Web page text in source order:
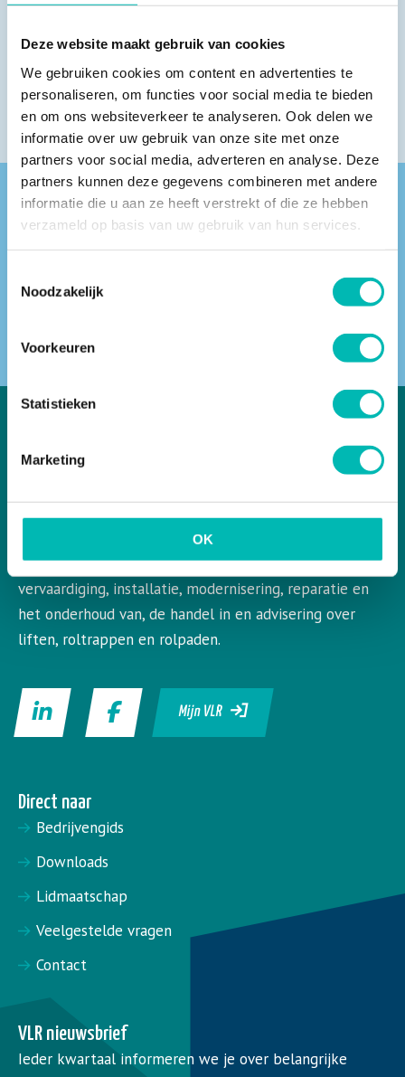
Deze website maakt gebruik van cookies
We gebruiken cookies om content en advertenties te
personaliseren, om functies voor social media te bieden
en om ons websiteverkeer te analyseren. Ook delen we
informatie over uw gebruik van onze site met onze
partners voor social media, adverteren en analyse. Deze
partners kunnen deze gegevens combineren met andere
informatie die u aan ze heeft verstrekt of die ze hebben
verzameld op basis van uw gebruik van hun services.
Noodzakelijk
Voorkeuren
Statistieken
Marketing
OK
Vind een VLR-vakbedrijf bij jou in de buurt
VLR is de Nederlandse vereniging voor liften en
roltrappen. VLR behartigt de belangen van de gehele
bedrijfstak en aangesloten leden op het gebied van de
vervaardiging, installatie, modernisering, reparatie en
het onderhoud van, de handel in en advisering over
liften, roltrappen en rolpaden.
Mijn VLR
Direct naar
Bedrijvengids
Downloads
Lidmaatschap
Veelgestelde vragen
Contact
VLR nieuwsbrief
Ieder kwartaal informeren we je over belangrijke